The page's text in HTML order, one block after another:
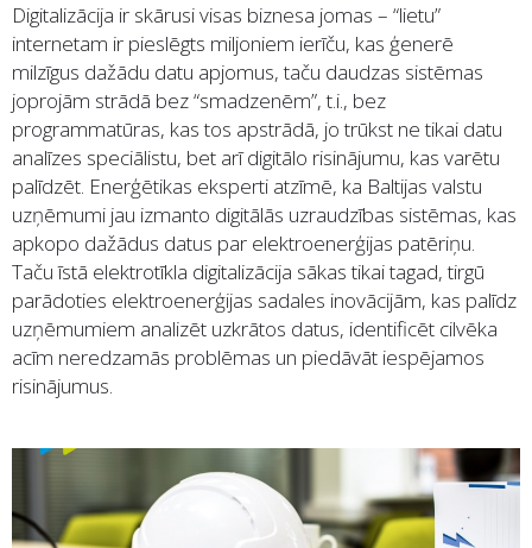
Digitalizācija ir skārusi visas biznesa jomas – “lietu”
internetam ir pieslēgts miljoniem ierīču, kas ģenerē
milzīgus dažādu datu apjomus, taču daudzas sistēmas
joprojām strādā bez “smadzenēm”, t.i., bez
programmatūras, kas tos apstrādā, jo trūkst ne tikai datu
analīzes speciālistu, bet arī digitālo risinājumu, kas varētu
palīdzēt. Enerģētikas eksperti atzīmē, ka Baltijas valstu
uzņēmumi jau izmanto digitālās uzraudzības sistēmas, kas
apkopo dažādus datus par elektroenerģijas patēriņu.
Taču īstā elektrotīkla digitalizācija sākas tikai tagad, tirgū
parādoties elektroenerģijas sadales inovācijām, kas palīdz
uzņēmumiem analizēt uzkrātos datus, identificēt cilvēka
acīm neredzamās problēmas un piedāvāt iespējamos
risinājumus.